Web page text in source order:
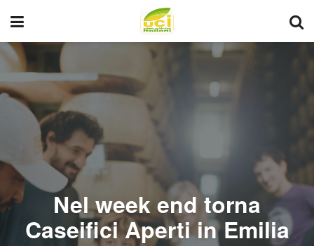
Nel week end torna
Caseifici Aperti in Emilia